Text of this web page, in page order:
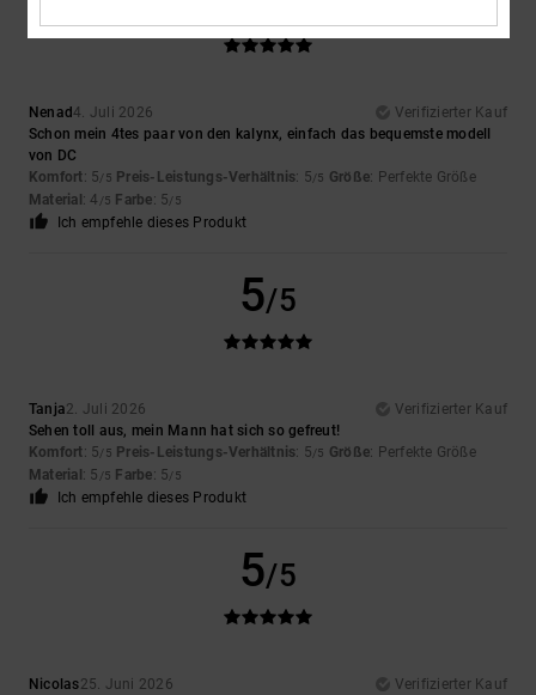
Nenad4. Juli 2026
Verifizierter Kauf
Schon mein 4tes paar von den kalynx, einfach das bequemste modell
von DC
Komfort: 5/5 Preis-Leistungs-Verhältnis: 5/5 Größe: Perfekte Größe
Material : 4 /5 Farbe: 5/5
Ich empfehle dieses Produkt
5/5
Tanja2. Juli 2026
Verifizierter Kauf
Sehen toll aus, mein Mann hat sich so gefreut!
Komfort: 5/5 Preis-Leistungs-Verhältnis: 5/5 Größe: Perfekte Größe
Material : 5 /5 Farbe: 5/5
Ich empfehle dieses Produkt
5/5
Nicolas25. Juni 2026
Verifizierter Kauf